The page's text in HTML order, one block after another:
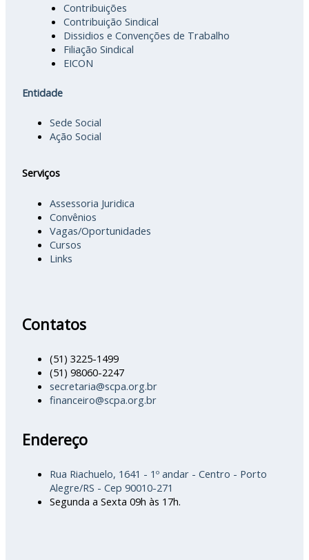
Contribuições
Contribuição Sindical
Dissidios e Convenções de Trabalho
Filiação Sindical
EICON
Entidade
Sede Social
Ação Social
Serviços
Assessoria Juridica
Convênios
Vagas/Oportunidades
Cursos
Links
Contatos
(51) 3225-1499
(51) 98060-2247
secretaria@scpa.org.br
financeiro@scpa.org.br
Endereço
Rua Riachuelo, 1641 - 1º andar - Centro - Porto
Alegre/RS - Cep 90010-271
Segunda a Sexta 09h às 17h.